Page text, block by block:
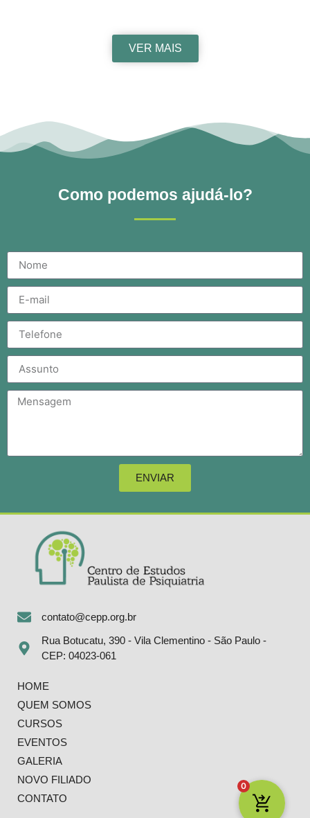
VER MAIS
Como podemos ajudá-lo?
ENVIAR
contato@cepp.org.br
Rua Botucatu, 390 - Vila Clementino - São Paulo -
CEP: 04023-061
HOME
QUEM SOMOS
CURSOS
EVENTOS
GALERIA
NOVO FILIADO
CONTATO
0